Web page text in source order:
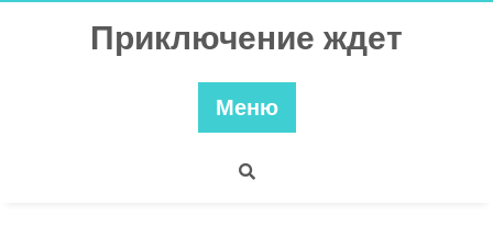
Приключение ждет
Меню